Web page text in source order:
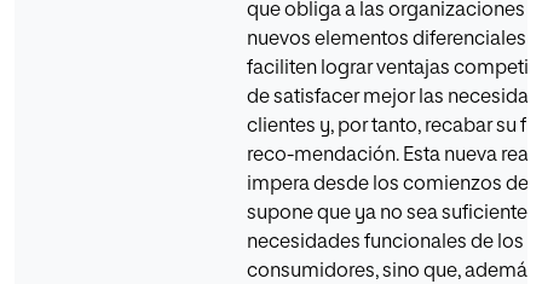
que obliga a las organizaciones
nuevos elementos diferenciales
faciliten lograr ventajas
de satisfacer mejor las
clientes y, por tanto, recabar su
reco-mendación. Esta nueva
impera desde los comienzos del
supone que ya no sea suficiente
necesidades funcionales de los
consumidores, sino que,